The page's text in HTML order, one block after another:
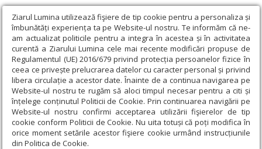
Ziarul Lumina utilizează fişiere de tip cookie pentru a personaliza și
îmbunătăți experiența ta pe Website-ul nostru. Te informăm că ne-
am actualizat politicile pentru a integra în acestea și în activitatea
curentă a Ziarului Lumina cele mai recente modificări propuse de
Regulamentul (UE) 2016/679 privind protecția persoanelor fizice în
ceea ce privește prelucrarea datelor cu caracter personal și privind
libera circulație a acestor date. Înainte de a continua navigarea pe
Website-ul nostru te rugăm să aloci timpul necesar pentru a citi și
înțelege conținutul Politicii de Cookie. Prin continuarea navigării pe
Website-ul nostru confirmi acceptarea utilizării fişierelor de tip
cookie conform Politicii de Cookie. Nu uita totuși că poți modifica în
orice moment setările acestor fişiere cookie urmând instrucțiunile
din Politica de Cookie.
Ziarul Lumina › Actualitate religioasă › Știri › Hramul Schitului
Pocrov din județul Neamț
Hramul Schitului Pocrov din județul Neamț